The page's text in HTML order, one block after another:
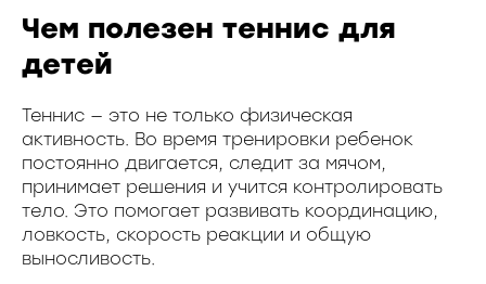
Чем полезен теннис для
детей
Теннис — это не только физическая
активность. Во время тренировки ребенок
постоянно двигается, следит за мячом,
принимает решения и учится контролировать
тело. Это помогает развивать координацию,
ловкость, скорость реакции и общую
выносливость.